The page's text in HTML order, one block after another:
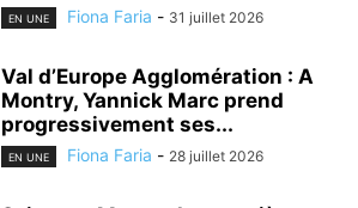
EN UNE Fiona Faria - 31 juillet 2026
Val d’Europe Agglomération : A
Montry, Yannick Marc prend
progressivement ses...
EN UNE Fiona Faria - 28 juillet 2026